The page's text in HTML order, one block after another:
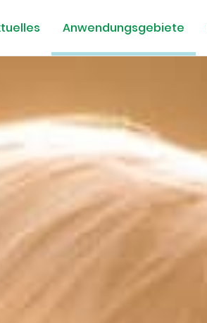
Anwendungsgebiete